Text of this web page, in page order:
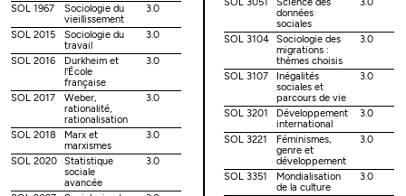
SOL 1967
Sociologie du
vieillissement
3.0
SOL 2015
Sociologie du
travail
3.0
SOL 2016
Durkheim et
l'École
française
3.0
SOL 2017
Weber,
rationalité,
rationalisation
3.0
SOL 2018
Marx et
marxismes
3.0
SOL 2020
Statistique
sociale
avancée
3.0
données
sociales
SOL 3104
Sociologie des
migrations :
thèmes choisis
3.0
SOL 3107
Inégalités
sociales et
parcours de vie
3.0
SOL 3201
Développement
international
3.0
SOL 3221
Féminismes,
genre et
développement
3.0
SOL 3351
Mondialisation
de la culture
3.0